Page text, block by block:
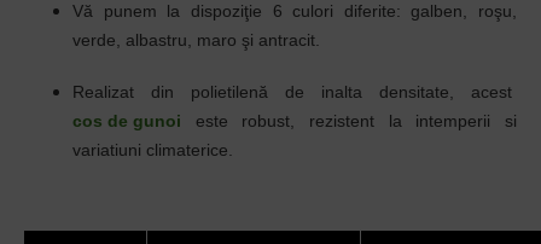
Vă punem la dispoziţie 6 culori diferite: galben, roşu,
verde, albastru, maro şi antracit.
Realizat din polietilenă de inalta densitate, acest
cos de gunoi este robust, rezistent la intemperii si
variatiuni climaterice.